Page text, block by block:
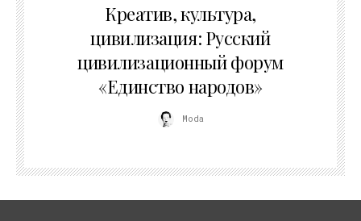
Креатив, культура,
цивилизация: Русский
цивилизационный форум
«Единство народов»
Moda